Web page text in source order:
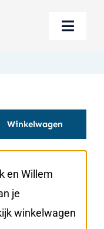
Toggle
Winkelwagen
en Willem
je
winkelwagen